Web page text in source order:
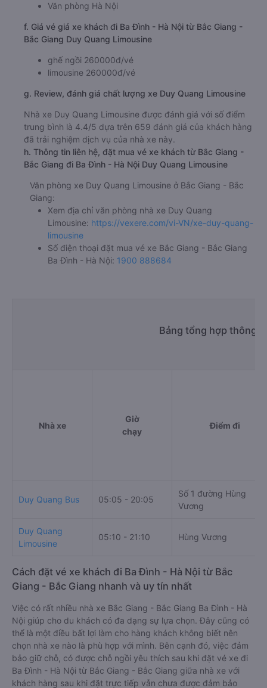
Văn phòng Hà Nội
f. Giá vé giá xe khách đi Ba Đình - Hà Nội từ Bắc Giang -
Bắc Giang Duy Quang Limousine
ghế ngồi 260000đ/vé
limousine 260000đ/vé
g. Review, đánh giá chất lượng xe Duy Quang Limousine
Nhà xe Duy Quang Limousine được đánh giá với số điểm
trung bình là 4.4/5 dựa trên 659 đánh giá của khách hàng
đã trải nghiệm dịch vụ của nhà xe này.
h. Thông tin liên hệ, đặt mua vé xe khách từ Bắc Giang -
Bắc Giang đi Ba Đình - Hà Nội Duy Quang Limousine
Văn phòng xe Duy Quang Limousine ở Bắc Giang - Bắc
Giang:
Xem địa chỉ văn phòng nhà xe Duy Quang
Limousine: https://vexere.com/vi-VN/xe-duy-quang-
limousine
Số điện thoại đặt mua vé xe Bắc Giang - Bắc Giang
Ba Đình - Hà Nội: 1900 888684
Bảng tổng hợp thông
Nhà xe
Giờ
chạy
Điểm đi
Duy Quang Bus 05:05 - 20:05
Số 1 đường Hùng
Vương
Duy Quang
Limousine
05:10 - 21:10 Hùng Vương
Cách đặt vé xe khách đi Ba Đình - Hà Nội từ Bắc
Giang - Bắc Giang nhanh và uy tín nhất
Việc có rất nhiều nhà xe Bắc Giang - Bắc Giang Ba Đình - Hà
Nội giúp cho du khách có đa dạng sự lựa chọn. Đây cũng có
thể là một điều bất lợi làm cho hàng khách không biết nên
chọn nhà xe nào là phù hợp với mình. Bên cạnh đó, việc đảm
bảo giữ chỗ, có được chỗ ngồi yêu thích sau khi đặt vé xe đi
Ba Đình - Hà Nội từ Bắc Giang - Bắc Giang giữa nhà xe với
khách hàng sau khi đặt trực tiếp vẫn chưa được đảm bảo